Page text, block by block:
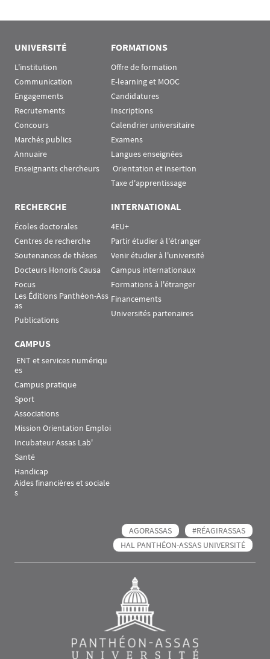
UNIVERSITÉ
L'institution
Communication
Engagements
Recrutements
Concours
Marchés publics
Annuaire
Enseignants chercheurs
FORMATIONS
Offre de formation
E-learning et MOOC
Candidatures
Inscriptions
Calendrier universitaire
Examens
Langues enseignées
Orientation et insertion
Taxe d'apprentissage
RECHERCHE
Écoles doctorales
Centres de recherche
Soutenances de thèses
Docteurs Honoris Causa
Focus
Les Éditions Panthéon-Ass
as
Publications
INTERNATIONAL
4EU+
Partir étudier à l'étranger
Venir étudier à l'université
Campus internationaux
Formations à l'étranger
Financements
Universités partenaires
CAMPUS
es
Campus pratique
Sport
Associations
Mission Orientation Emploi
Incubateur Assas Lab'
Santé
Handicap
Aides financières et sociale
s
AGORASSAS
#RÉAGIRASSAS
HAL PANTHÉON-ASSAS UNIVERSITÉ